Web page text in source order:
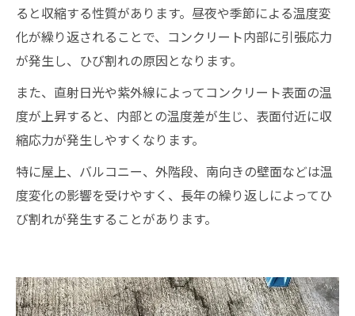
ると収縮する性質があります。昼夜や季節による温度変
化が繰り返されることで、コンクリート内部に引張応力
が発生し、ひび割れの原因となります。
また、直射日光や紫外線によってコンクリート表面の温
度が上昇すると、内部との温度差が生じ、表面付近に収
縮応力が発生しやすくなります。
特に屋上、バルコニー、外階段、南向きの壁面などは温
度変化の影響を受けやすく、長年の繰り返しによってひ
び割れが発生することがあります。